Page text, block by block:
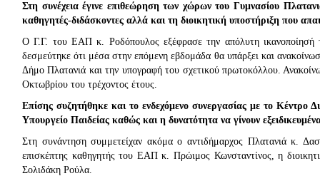
Στη συνέχεια έγινε επιθεώρηση των χώρων του Γυμνασίου
καθηγητές-διδάσκοντες αλλά και τη διοικητική υποστήριξη που
Ο Γ.Γ. του ΕΑΠ κ. Ροδόπουλος εξέφρασε την απόλυτη ικανοποίησή
δεσμεύτηκε ότι μέσα στην επόμενη εβδομάδα θα υπάρξει και
Δήμο Πλατανιά και την υπογραφή του σχετικού πρωτοκόλλου.
Οκτωβρίου του τρέχοντος έτους.
Επίσης συζητήθηκε και το ενδεχόμενο συνεργασίας με το Κέντρο
Υπουργείο Παιδείας καθώς και η δυνατότητα να γίνουν
Στη συνάντηση συμμετείχαν ακόμα ο αντιδήμαρχος Πλατανιά κ.
επισκέπτης καθηγητής του ΕΑΠ κ. Πρώιμος Κωνσταντίνος, η
Σολιδάκη Ρούλα.